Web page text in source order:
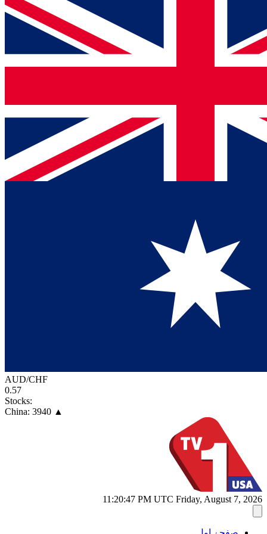
AUD/CHF
0.57
Stocks:
China: 3940 ▲
UTC Friday, August 7, 2026
11:20:48 PM